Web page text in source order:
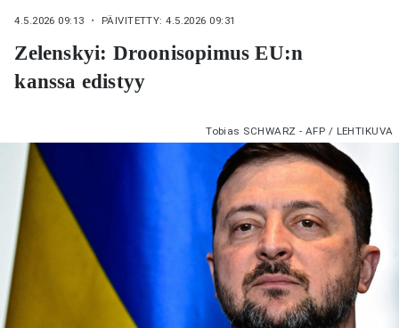
4.5.2026 09:13 ・ PÄIVITETTY: 4.5.2026 09:31
Zelenskyi: Droonisopimus EU:n
kanssa edistyy
Tobias SCHWARZ - AFP / LEHTIKUVA